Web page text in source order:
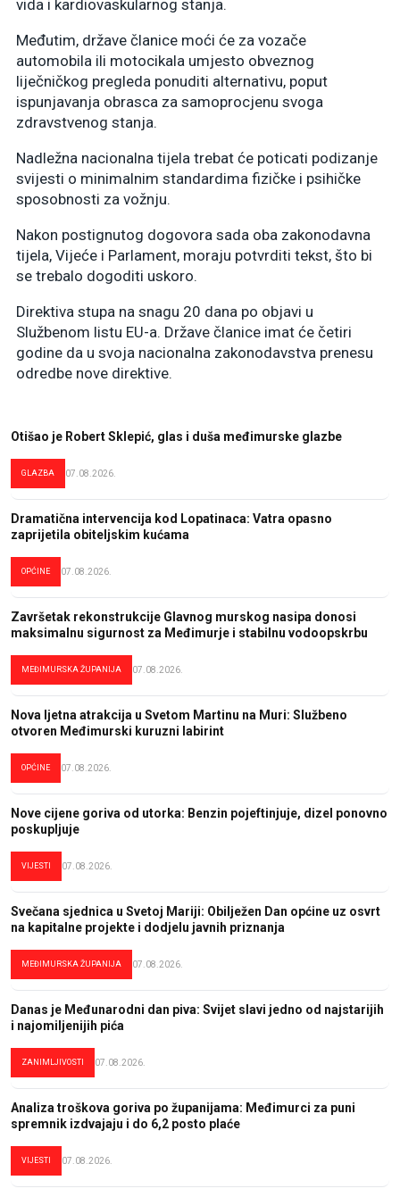
vida i kardiovaskularnog stanja.
Međutim, države članice moći će za vozače
automobila ili motocikala umjesto obveznog
liječničkog pregleda ponuditi alternativu, poput
ispunjavanja obrasca za samoprocjenu svoga
zdravstvenog stanja.
Nadležna nacionalna tijela trebat će poticati podizanje
svijesti o minimalnim standardima fizičke i psihičke
sposobnosti za vožnju.
Nakon postignutog dogovora sada oba zakonodavna
tijela, Vijeće i Parlament, moraju potvrditi tekst, što bi
se trebalo dogoditi uskoro.
Direktiva stupa na snagu 20 dana po objavi u
Službenom listu EU-a. Države članice imat će četiri
godine da u svoja nacionalna zakonodavstva prenesu
odredbe nove direktive.
Otišao je Robert Sklepić, glas i duša međimurske glazbe
GLAZBA 07.08.2026.
Dramatična intervencija kod Lopatinaca: Vatra opasno
zaprijetila obiteljskim kućama
OPĆINE 07.08.2026.
Završetak rekonstrukcije Glavnog murskog nasipa donosi
maksimalnu sigurnost za Međimurje i stabilnu vodoopskrbu
MEĐIMURSKA ŽUPANIJA 07.08.2026.
Nova ljetna atrakcija u Svetom Martinu na Muri: Službeno
otvoren Međimurski kuruzni labirint
OPĆINE 07.08.2026.
Nove cijene goriva od utorka: Benzin pojeftinjuje, dizel ponovno
poskupljuje
VIJESTI 07.08.2026.
Svečana sjednica u Svetoj Mariji: Obilježen Dan općine uz osvrt
na kapitalne projekte i dodjelu javnih priznanja
MEĐIMURSKA ŽUPANIJA 07.08.2026.
Danas je Međunarodni dan piva: Svijet slavi jedno od najstarijih
i najomiljenijih pića
ZANIMLJIVOSTI 07.08.2026.
Analiza troškova goriva po županijama: Međimurci za puni
spremnik izdvajaju i do 6,2 posto plaće
VIJESTI 07.08.2026.